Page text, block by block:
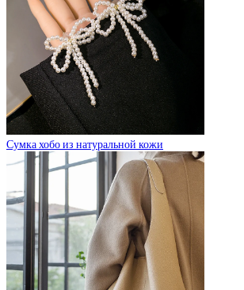
Сумка хобо из натуральной кожи